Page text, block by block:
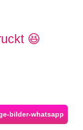
😆
bilder-whatsapp